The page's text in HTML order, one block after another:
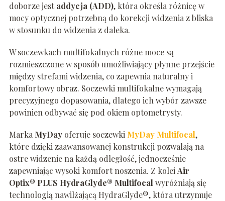
doborze jest addycja (ADD), która określa różnicę w
mocy optycznej potrzebną do korekcji widzenia z bliska
w stosunku do widzenia z daleka.
W soczewkach multifokalnych różne moce są
rozmieszczone w sposób umożliwiający płynne przejście
między strefami widzenia, co zapewnia naturalny i
komfortowy obraz. Soczewki multifokalne wymagają
precyzyjnego dopasowania, dlatego ich wybór zawsze
powinien odbywać się pod okiem optometrysty.
MarkaMyDayoferuje soczewki MyDay Multifocal,
które dzięki zaawansowanej konstrukcji pozwalają na
ostre widzenie na każdą odległość, jednocześnie
zapewniając wysoki komfort noszenia. Z koleiAir
Optix® PLUS HydraGlyde® Multifocalwyróżniają się
technologią nawilżającą HydraGlyde®, która utrzymuje